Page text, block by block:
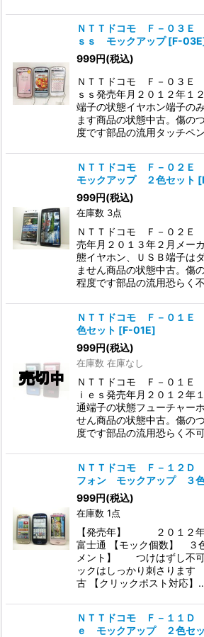
ＮＴＴドコモ Ｆ－０３Ｅ
ｓｓ モックアップ [F-03E
999円(税込)
ＮＴＴドコモ Ｆ－０３Ｅ
ｓｓ発売年月２０１２年１
端子の状態イヤホン端子の
ます商品の状態中古。傷の
度です部品の流用タッチペ
ＮＴＴドコモ Ｆ－０２Ｅ
モックアップ ２色セット [
999円(税込)
在庫数 3点
ＮＴＴドコモ Ｆ－０２Ｅ
売年月２０１３年２月メー
態イヤホン、ＵＳＢ端子は
ません商品の状態中古。傷
程度です部品の流用恐らく
ＮＴＴドコモ Ｆ－０１
色セット [F-01E]
999円(税込)
在庫数 在庫なし
ＮＴＴドコモ Ｆ－０１Ｅ
ｉｅｓ発売年月２０１２年
通端子の状態フューチャー
せん商品の状態中古。傷の
度です部品の流用恐らく不
ＮＴＴドコモ Ｆ－１２Ｄ
フォン モックアップ ３色
999円(税込)
在庫数 1点
【発売年】 ２０１２
富士通 【モック個数】 ３
メント】 つけはずし不可
ックはしっかり刺さります
古 【クリックポスト対応】
ＮＴＴドコモ Ｆ－１１Ｄ
ｅ モックアップ ２色セ